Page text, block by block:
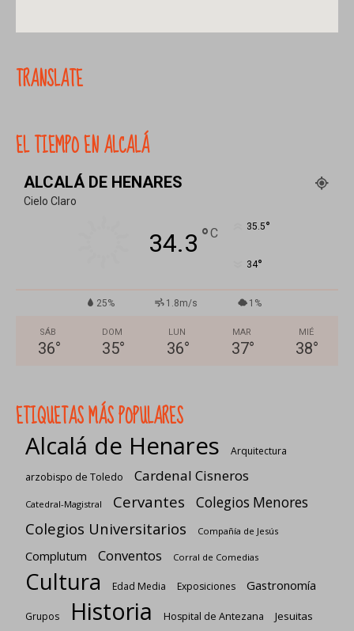
TRANSLATE
EL TIEMPO EN ALCALÁ
ALCALÁ DE HENARES
Cielo Claro
34.3 °C 35.5°
34°
25% 1.8m/s 1%
SÁB
36°
DOM
35°
LUN
36°
MAR
37°
MIÉ
38°
ETIQUETAS MÁS POPULARES
Alcalá de Henares
Arquitectura
arzobispo de Toledo
Cardenal Cisneros
Catedral-Magistral Cervantes Colegios Menores
Colegios Universitarios Compañía de Jesús
Complutum Conventos Corral de Comedias
Cultura Edad Media Exposiciones Gastronomía
Grupos Historia Hospital de Antezana Jesuitas